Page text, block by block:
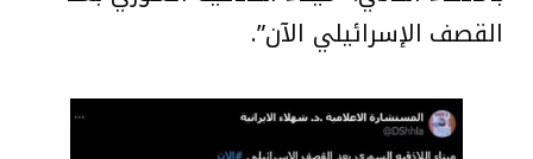
القصف الإسرائيلي الآن”.